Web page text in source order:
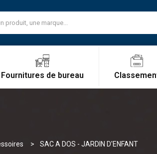
Fournitures de bureau
SAC A DOS - JARDIN D'ENFANT